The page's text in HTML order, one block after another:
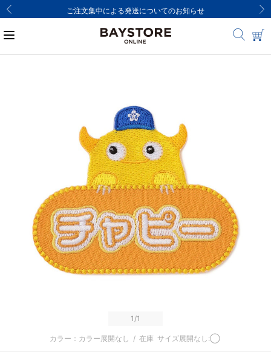
ご注文集中による発送についてのお知らせ
1/1
カラー：カラー展開なし / 在庫 サイズ展開なし:◯